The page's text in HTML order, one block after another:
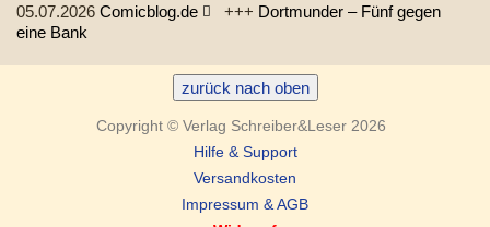
05.07.2026 Comicblog.de +++ Dortmunder – Fünf gegen
eine Bank
zurück nach oben
Copyright © Verlag Schreiber&Leser 2026
Hilfe & Support
Versandkosten
Impressum & AGB